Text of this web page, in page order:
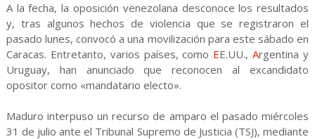
A la fecha, la oposición venezolana desconoce los resultados
y, tras algunos hechos de violencia que se registraron el
pasado lunes, convocó a una movilización para este sábado en
Caracas. Entretanto, varios países, como EE.UU.,Argentina y
Uruguay, han anunciado que reconocen al excandidato
opositor como «mandatario electo».
Maduro interpuso un recurso de amparo el pasado miércoles
31 de julio ante el Tribunal Supremo de Justicia (TSJ), mediante